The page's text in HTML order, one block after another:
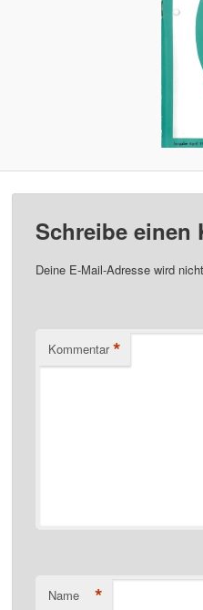
Schreibe einen
Deine E-Mail-Adresse wird
Kommentar *
Name *